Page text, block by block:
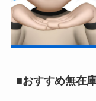
■おすすめ無在